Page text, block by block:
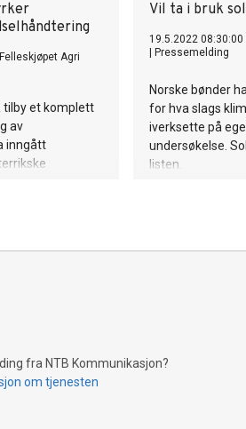
Felleskjøpet Agri
tilby et komplett
av
inngått
Vil ta i bruk
19.5.2022 08:30:00
Pressemelding
Norske bønder
for hva slags
iverksette på
undersøkelse.
listen.
fra NTB Kommunikasjon?
om tjenesten